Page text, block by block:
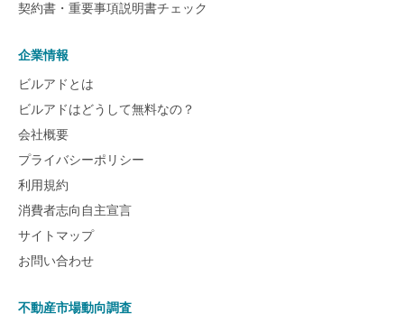
契約書・重要事項説明書チェック
企業情報
ビルアドとは
ビルアドはどうして無料なの？
会社概要
プライバシーポリシー
利用規約
消費者志向自主宣言
サイトマップ
お問い合わせ
不動産市場動向調査